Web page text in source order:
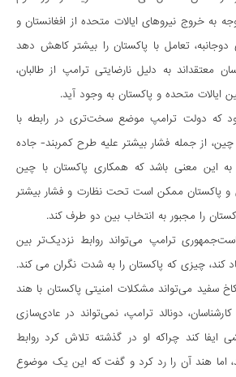
به خروج نیروهای ایالات متحده از افغانستان و
تعامل با پاکستان را بیشتر کاهش دهد
معتقداند به دلیل نارضایتی ترامپ از طالبان،
ایالات متحده و پاکستان به وجود آید.
که دولت ترامپ موضع سخت‌تری در رابطه با
از جمله فشار بیشتر علیه طرح کمربند- جاده
به این معنی باشد که همکاری پاکستان با چین
و پاکستان ممکن است تحت نظارت و فشار بیشتر
را مجبور به انتخاب بین دو طرف کند.
ترامپ می‌تواند روابط نزدیک‌تر بین
کند، چیزی که پاکستان را به شدت نگران می کند.
سفید می‌تواند مشکلات امنیتی پاکستان با هند
کارشناسان، دونالد ترامپ، نمی‌تواند در عادی‌سازی
ایفا کند چراکه او در گذشته تلاش کرد روابط
اما هند آن را رد کرد و گفت که این یک موضوع